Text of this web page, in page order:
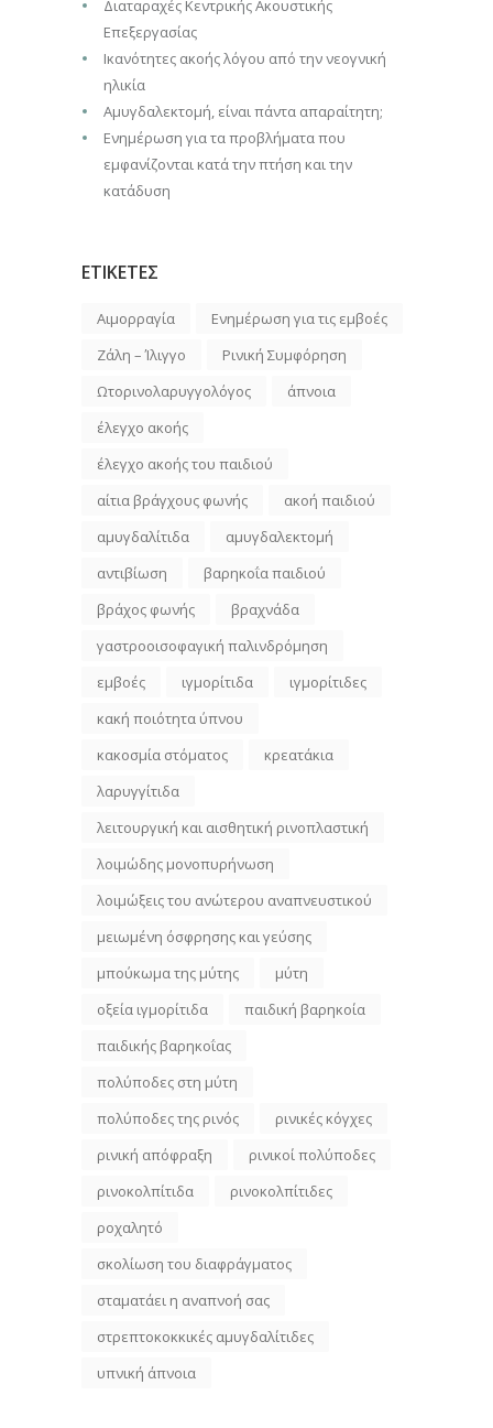
Διαταραχές Κεντρικής Ακουστικής
Επεξεργασίας
Iκανότητες ακοής λόγου από την νεογνική
ηλικία
Αμυγδαλεκτομή, είναι πάντα απαραίτητη;
Ενημέρωση για τα προβλήματα που
εμφανίζονται κατά την πτήση και την
κατάδυση
ΕΤΙΚΕΤΕΣ
Αιμορραγία
Ενημέρωση για τις εμβοές
Ζάλη – Ίλιγγο
Ρινική Συμφόρηση
Ωτορινολαρυγγολόγος
άπνοια
έλεγχο ακοής
έλεγχο ακοής του παιδιού
αίτια βράγχους φωνής
ακοή παιδιού
αμυγδαλίτιδα
αμυγδαλεκτομή
αντιβίωση
βαρηκοΐα παιδιού
βράχος φωνής
βραχνάδα
γαστροοισοφαγική παλινδρόμηση
εμβοές
ιγμορίτιδα
ιγμορίτιδες
κακή ποιότητα ύπνου
κακοσμία στόματος
κρεατάκια
λαρυγγίτιδα
λειτουργική και αισθητική ρινοπλαστική
λοιμώδης μονοπυρήνωση
λοιμώξεις του ανώτερου αναπνευστικού
μειωμένη όσφρησης και γεύσης
μπούκωμα της μύτης
μύτη
οξεία ιγμορίτιδα
παιδική βαρηκοία
παιδικής βαρηκοΐας
πολύποδες στη μύτη
πολύποδες της ρινός
ρινικές κόγχες
ρινική απόφραξη
ρινικοί πολύποδες
ρινοκολπίτιδα
ρινοκολπίτιδες
ροχαλητό
σκολίωση του διαφράγματος
σταματάει η αναπνοή σας
στρεπτοκοκκικές αμυγδαλίτιδες
υπνική άπνοια